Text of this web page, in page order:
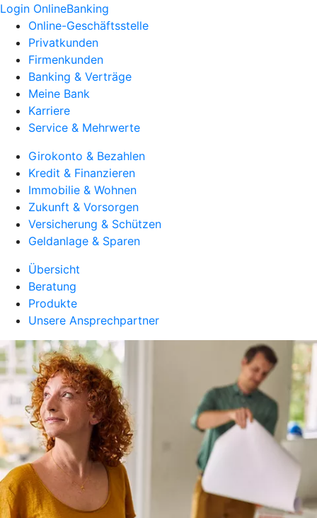
Login OnlineBanking
Online-Geschäftsstelle
Privatkunden
Firmenkunden
Banking & Verträge
Meine Bank
Karriere
Service & Mehrwerte
Girokonto & Bezahlen
Kredit & Finanzieren
Immobilie & Wohnen
Zukunft & Vorsorgen
Versicherung & Schützen
Geldanlage & Sparen
Übersicht
Beratung
Produkte
Unsere Ansprechpartner